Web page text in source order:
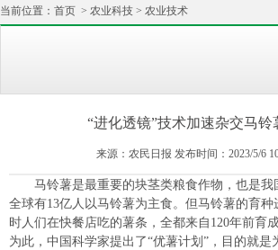
当前位置： 首页 > 农业科技 > 农业技术
“进化透镜”技术加速杂交马铃
来源：农民日报 发布时间：2023/5/6
马铃薯是最重要的块茎类粮食作物，也是我
全球有13亿人以马铃薯为主食。但马铃薯的育
时人们在快餐店吃的薯条，全都来自120年前育
为此，中国科学家提出了“优薯计划”，目的就是